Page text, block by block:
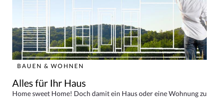
BAUEN & WOHNEN
Alles für Ihr Haus
Home sweet Home! Doch damit ein Haus oder eine Wohnung zu